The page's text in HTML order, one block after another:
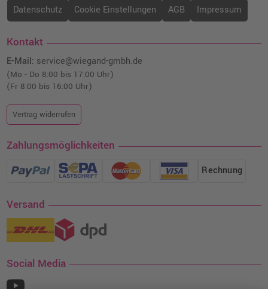
Datenschutz
Cookie Einstellungen AGB Impressum
Kontakt
E-Mail: service@wiegand-gmbh.de
(Mo - Do 8:00 bis 17:00 Uhr)
(Fr 8:00 bis 16:00 Uhr)
Vertrag widerrufen
Zahlungsmöglichkeiten
Rechnung
Versand
Social Media